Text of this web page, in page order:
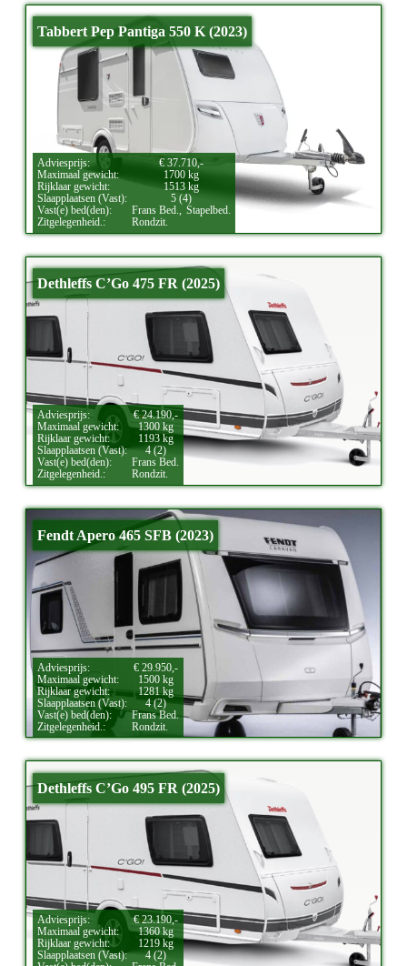
Tabbert Pep Pantiga 550 K (2023)
Adviesprijs:
€ 37.710,-
Maximaal gewicht:
1700 kg
Rijklaar gewicht:
1513 kg
Slaapplaatsen (Vast):
5 (4)
Vast(e) bed(den):
Frans Bed., Stapelbed.
Zitgelegenheid.:
Rondzit.
Dethleffs C’Go 475 FR (2025)
Adviesprijs:
€ 24.190,-
Maximaal gewicht:
1300 kg
Rijklaar gewicht:
1193 kg
Slaapplaatsen (Vast):
4 (2)
Vast(e) bed(den):
Frans Bed.
Zitgelegenheid.:
Rondzit.
Fendt Apero 465 SFB (2023)
Adviesprijs:
€ 29.950,-
Maximaal gewicht:
1500 kg
Rijklaar gewicht:
1281 kg
Slaapplaatsen (Vast):
4 (2)
Vast(e) bed(den):
Frans Bed.
Zitgelegenheid.:
Rondzit.
Dethleffs C’Go 495 FR (2025)
Adviesprijs:
€ 23.190,-
Maximaal gewicht:
1360 kg
Rijklaar gewicht:
1219 kg
Slaapplaatsen (Vast):
4 (2)